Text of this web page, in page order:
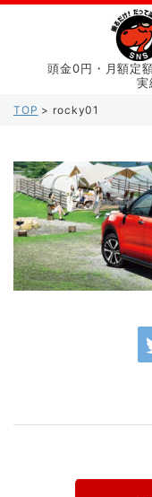
頭金0円・月額定
実
TOP > rocky01